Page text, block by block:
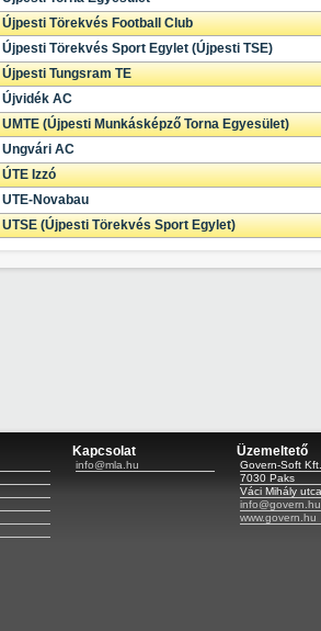
Újpesti Törekvés Football Club
Újpesti Törekvés Sport Egylet (Újpesti TSE)
Újpesti Tungsram TE
Újvidék AC
UMTE (Újpesti Munkásképző Torna Egyesület)
Ungvári AC
ÚTE Izzó
UTE-Novabau
UTSE (Újpesti Törekvés Sport Egylet)
Kapcsolat
info@mla.hu
Üzemeltető
Govern-Soft Kft.
7030 Paks
Váci Mihály
info@govern.hu
www.govern.hu